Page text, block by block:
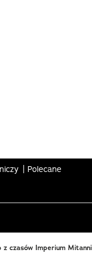
Polecane
czasów Imperium Mitanni